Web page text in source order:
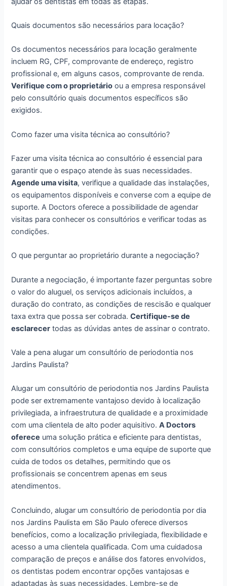
Quais documentos são necessários para locação?
Os documentos necessários para locação geralmente
incluem RG, CPF, comprovante de endereço, registro
profissional e, em alguns casos, comprovante de renda.
Verifique com o proprietário ou a empresa responsável
pelo consultório quais documentos específicos são
exigidos.
Como fazer uma visita técnica ao consultório?
Fazer uma visita técnica ao consultório é essencial para
garantir que o espaço atende às suas necessidades.
Agende uma visita, verifique a qualidade das instalações,
os equipamentos disponíveis e converse com a equipe de
suporte. A Doctors oferece a possibilidade de agendar
visitas para conhecer os consultórios e verificar todas as
condições.
O que perguntar ao proprietário durante a negociação?
Durante a negociação, é importante fazer perguntas sobre
o valor do aluguel, os serviços adicionais incluídos, a
duração do contrato, as condições de rescisão e qualquer
taxa extra que possa ser cobrada.Certifique-se de
esclarecer todas as dúvidas antes de assinar o contrato.
Vale a pena alugar um consultório de periodontia nos
Jardins Paulista?
Alugar um consultório de periodontia nos Jardins Paulista
pode ser extremamente vantajoso devido à localização
privilegiada, a infraestrutura de qualidade e a proximidade
com uma clientela de alto poder aquisitivo.A Doctors
oferece uma solução prática e eficiente para dentistas,
com consultórios completos e uma equipe de suporte que
cuida de todos os detalhes, permitindo que os
profissionais se concentrem apenas em seus
atendimentos.
Concluindo, alugar um consultório de periodontia por dia
nos Jardins Paulista em São Paulo oferece diversos
benefícios, como a localização privilegiada, flexibilidade e
acesso a uma clientela qualificada. Com uma cuidadosa
comparação de preços e análise dos fatores envolvidos,
os dentistas podem encontrar opções vantajosas e
adaptadas às suas necessidades. Lembre-se de